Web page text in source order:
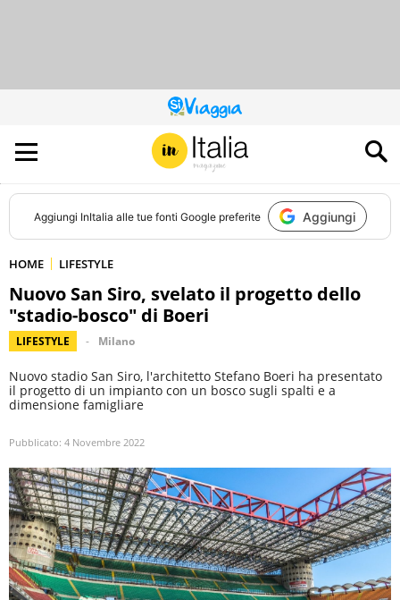
QUESTO
SITO
CONTRIBUISCE
ALL’AUDIENCE
DI
Aggiungi InItalia alle tue fonti Google preferite Aggiungi
HOME LIFESTYLE
Nuovo San Siro, svelato il progetto dello
"stadio-bosco" di Boeri
LIFESTYLE Milano
Nuovo stadio San Siro, l'architetto Stefano Boeri ha presentato
il progetto di un impianto con un bosco sugli spalti e a
dimensione famigliare
Pubblicato: 4 Novembre 2022